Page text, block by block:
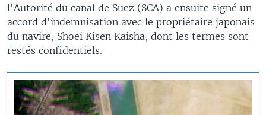
l'Autorité du canal de Suez (SCA) a ensuite signé un
accord d'indemnisation avec le propriétaire japonais
du navire, Shoei Kisen Kaisha, dont les termes sont
restés confidentiels.